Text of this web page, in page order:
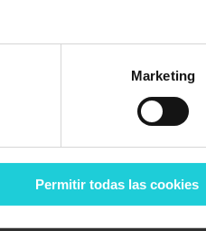
Marketing
Permitir todas las cookies
a levantarte,
la flexibilidad, lo que
la calidad
postura y el equipo de
no dudes en consultar